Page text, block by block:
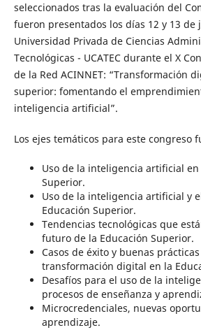
seleccionados tras la evaluación del
fueron presentados los días 12 y 13 de
Universidad Privada de Ciencias
Tecnológicas - UCATEC durante el X
de la Red ACINNET: “Transformación
superior: fomentando el
inteligencia artificial”.
Los ejes temáticos para este congreso
Uso de la inteligencia artificial en
Superior.
Uso de la inteligencia artificial y
Educación Superior.
Tendencias tecnológicas que
futuro de la Educación Superior.
Casos de éxito y buenas
transformación digital en la
Desafíos para el uso de la
procesos de enseñanza y
Microcredenciales, nuevas
aprendizaje.